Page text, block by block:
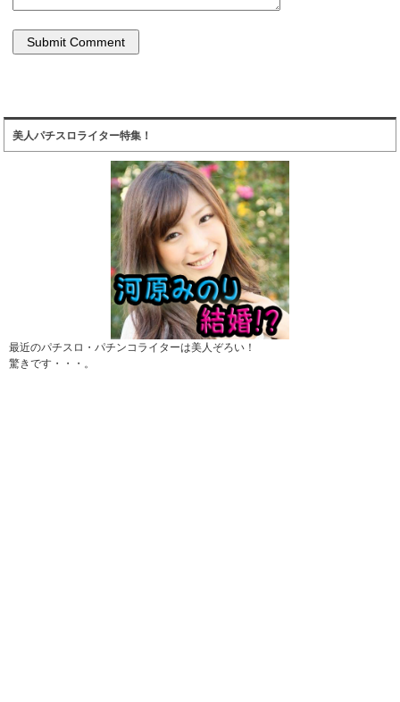
美人パチスロライター特集！
最近のパチスロ・パチンコライターは美人ぞろい！
驚きです・・・。